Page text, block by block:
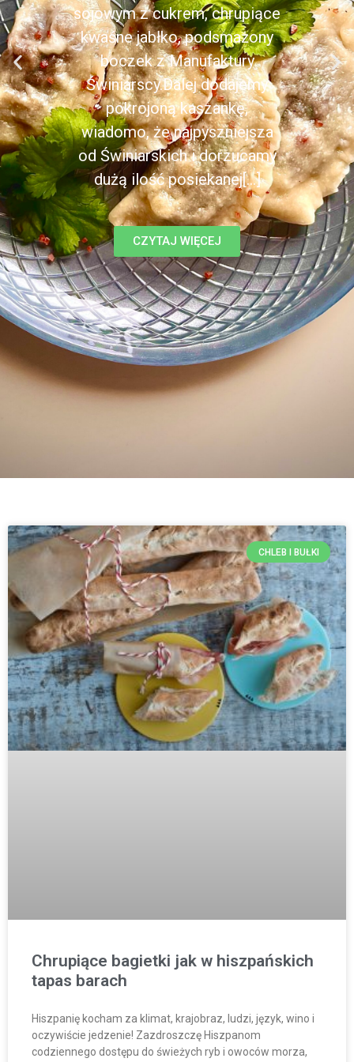
sojowym z cukrem, chrupiące
kwaśne jabłko, podsmażony
boczek z Manufaktury
Świniarscy.Dalej dodajemy
pokrojoną kaszankę,
wiadomo, że najpyszniejsza
od Świniarskich i dorzucamy
dużą ilość posiekanej[...]
CZYTAJ WIĘCEJ
CHLEB I BUŁKI
Chrupiące bagietki jak w hiszpańskich
tapas barach
Hiszpanię kocham za klimat, krajobraz, ludzi, język, wino i
oczywiście jedzenie! Zazdroszczę Hiszpanom
codziennego dostępu do świeżych ryb i owoców morza,